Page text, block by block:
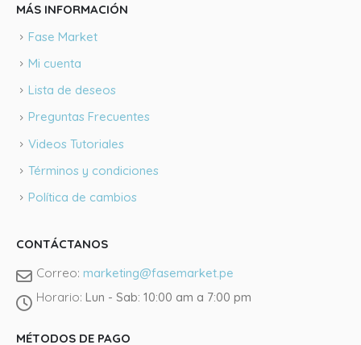
MÁS INFORMACIÓN
Fase Market
Mi cuenta
Lista de deseos
Preguntas Frecuentes
Videos Tutoriales
Términos y condiciones
Política de cambios
CONTÁCTANOS
Correo: marketing@fasemarket.pe
Horario: Lun - Sab: 10:00 am a 7:00 pm
MÉTODOS DE PAGO